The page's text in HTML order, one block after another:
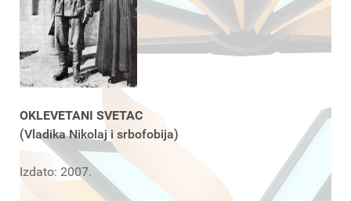
OKLEVETANI SVETAC
(Vladika Nikolaj i srbofobija)
Izdato: 2007.